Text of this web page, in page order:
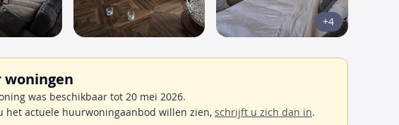
+4
woningen
was beschikbaar tot 20 mei 2026.
het actuele huurwoningaanbod willen zien, schrijft u zich dan in.